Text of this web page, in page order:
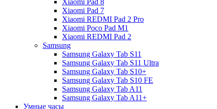
Xiaomi Pad 8
Xiaomi Pad 7
Xiaomi REDMI Pad 2 Pro
Xiaomi Poco Pad M1
Xiaomi REDMI Pad 2
Samsung
Samsung Galaxy Tab S11
Samsung Galaxy Tab S11 Ultra
Samsung Galaxy Tab S10+
Samsung Galaxy Tab S10 FE
Samsung Galaxy Tab A11
Samsung Galaxy Tab A11+
Умные часы